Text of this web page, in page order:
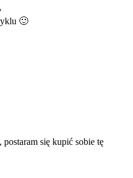
🙂
postaram się kupić sobie tę